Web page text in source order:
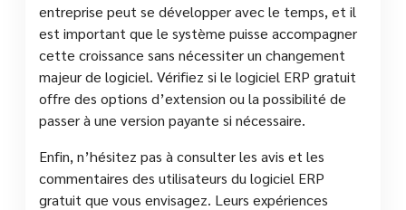
entreprise peut se développer avec le temps, et il
est important que le système puisse accompagner
cette croissance sans nécessiter un changement
majeur de logiciel. Vérifiez si le logiciel ERP gratuit
offre des options d’extension ou la possibilité de
passer à une version payante si nécessaire.
Enfin, n’hésitez pas à consulter les avis et les
commentaires des utilisateurs du logiciel ERP
gratuit que vous envisagez. Leurs expériences